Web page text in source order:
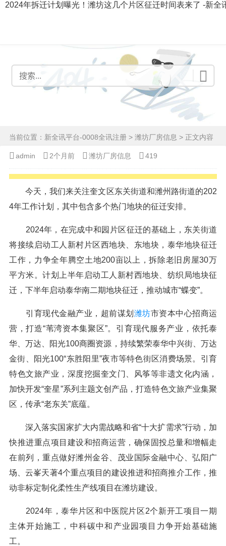
2024年拆迁计划曝光！潍坊这几个片区征迁时间表来了 -新全
当前位置： 新全讯平台-0008全讯注册 > 潍坊厂房信息 > 正文内容
admin 2个月前 潍坊厂房信息 419
今天，我们来关注奎文区东关街道和潍州路街道的202
4年工作计划，其中包含多个热门地块的征迁安排。
2024年，在完成中和园片区征迁的基础上，东关街道
将接续启动工人新村片区西地块、东地块，泰华地块征迁
工作，力争全年腾空土地200亩以上，拆除老旧房屋30万
平方米。计划上半年启动工人新村西地块、纺织局地块征
迁，下半年启动泰华南二期地块征迁，推动城市“蝶变”。
引育现代金融产业，超前谋划 潍坊市资本中心招商运
营，打造“苇湾资本集聚区”。引育现代服务产业，依托泰
华、万达、阳光100商圈资源，持续繁荣泰华中兴街、万达
金街、阳光100“东胜阳里”夜市等特色街区消费场景。引育
特色文旅产业，深度挖掘奎文门、风筝等非遗文化内涵，
加快开发“奎星”系列主题文创产品，打造特色文旅产业集聚
区，传承“老东关”底蕴。
深入落实国家扩大内需战略和省“十大扩需求”行动，加
快推进重点项目建设和招商运营，确保固投总量和增幅走
在前列，重点做好潍州金谷、茂业国际金融中心、弘阳广
场、云峯天著4个重点项目的建设推进和招商推介工作，推
动非标定制化柔性生产线项目在潍坊建设。
2024年，泰华片区和中医院片区2个新开工项目一期
主体开始施工，中科碳中和产业园项目力争开始基础施
工。